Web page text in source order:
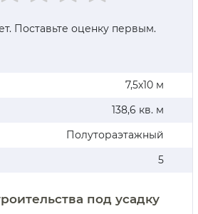
Поставьте оценку первым.
7,5х10 м
138,6 кв. м
Полутораэтажный
5
под усадку